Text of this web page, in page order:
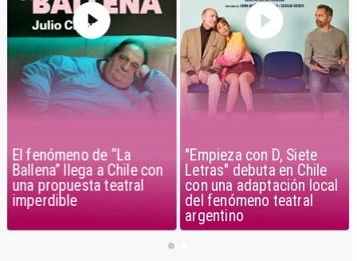
El fenómeno de “La
Ballena” llega a Chile con
una propuesta teatral
imperdible
"Empieza con D, Siete
Letras" debuta en Chile
con una adaptación local
del fenómeno teatral
argentino